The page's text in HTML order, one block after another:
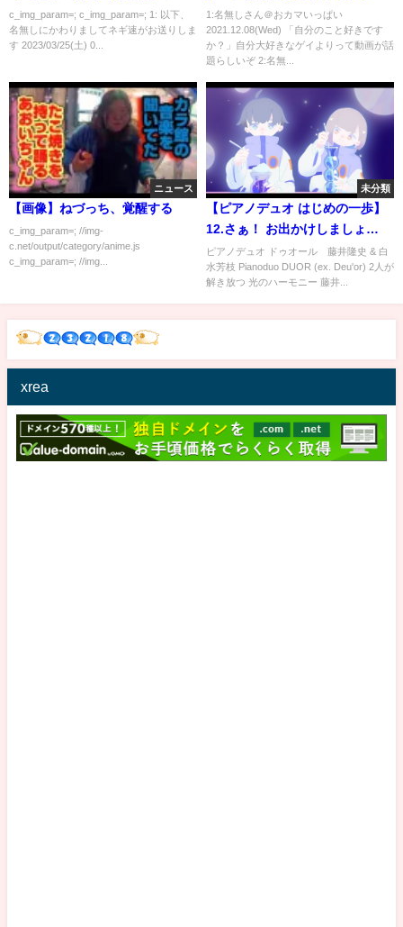
を撮影される
c_img_param=; c_img_param=; 1: 以下、
名無しにかわりましてネギ速がお送りしま
す 2023/03/25(土) 0...
1:名無しさん＠おカマいっぱい
2021.12.08(Wed) 「自分のこと好きです
か？」自分大好きなゲイよりって動画が話
題らしいぞ 2:名無...
ニュース
【画像】ねづっち、覚醒する
c_img_param=; //img-
c.net/output/category/anime.js
c_img_param=; //img...
未分類
【ピアノデュオ はじめの一歩】
12.さぁ！ お出かけしましょ
☆（西澤健治）PianoDuo
DUOR Shall We Go Out!
（Kenji Nishizawa）連弾 クラ
ピアノデュオ ドゥオール 藤井隆史 & 白
水芳枝 Pianoduo DUOR (ex. Deu'or) 2人が
解き放つ 光のハーモニー 藤井...
xrea